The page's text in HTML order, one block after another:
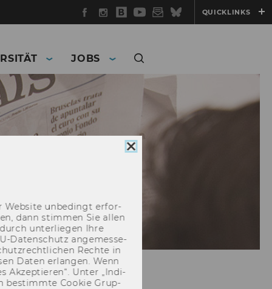
Facebook
Instagram
WU
Blog
YouTube
Newsletter
BlueskyQUICKLINKS
JOBS
Cookie
Web­site un­be­dingt er­for­
dann stim­men Sie allen
un­ter­lie­gen Ihre
​Datenschutz an­ge­mes­se­
Rech­te in
Daten er­lan­gen. Wenn
Ak­zep­tie­ren“. Unter „In­di­
be­stimm­te Coo­kie Grup­